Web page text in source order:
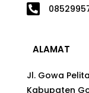

ALAMAT
Jl. Gowa
Kabupaten